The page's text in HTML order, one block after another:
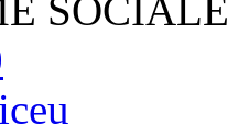
SOCIALE